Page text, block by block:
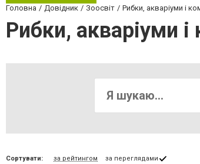
Головна Довідник Зоосвіт Рибки, акваріуми і
Рибки, акваріуми
Сортувати: за рейтингом за переглядами